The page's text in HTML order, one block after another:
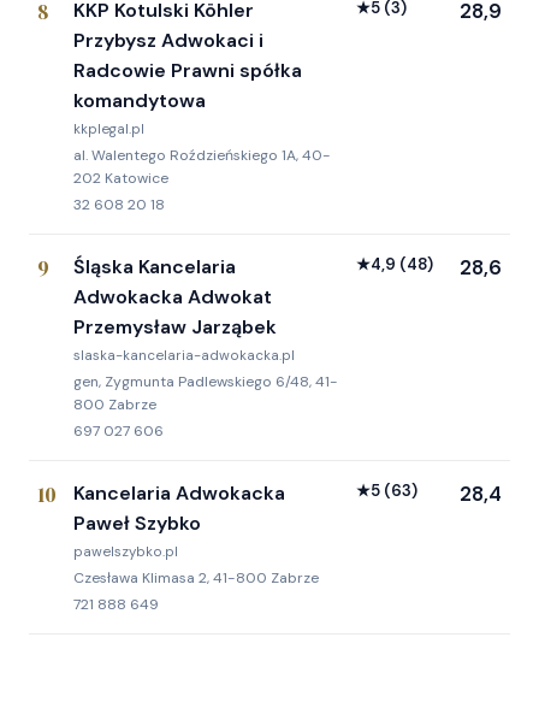
8
KKP Kotulski Köhler
Przybysz Adwokaci i
Radcowie Prawni spółka
komandytowa
kkplegal.pl
al. Walentego Roździeńskiego 1A, 40-
202 Katowice
32 608 20 18
★5 (3) 28,9
9
Śląska Kancelaria
Adwokacka Adwokat
Przemysław Jarząbek
slaska-kancelaria-adwokacka.pl
gen, Zygmunta Padlewskiego 6/48, 41-
800 Zabrze
697 027 606
★4,9 (48) 28,6
10
Kancelaria Adwokacka
Paweł Szybko
pawelszybko.pl
Czesława Klimasa 2, 41-800 Zabrze
721 888 649
★5 (63) 28,4